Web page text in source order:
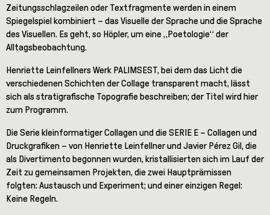
Zeitungsschlagzeilen oder Textfragmente werden in einem
Spiegelspiel kombiniert – das Visuelle der Sprache und die Sprache
des Visuellen. Es geht, so Höpler, um eine „Poetologie“ der
Alltagsbeobachtung.
Henriette Leinfellners Werk PALIMSEST, bei dem das Licht die
verschiedenen Schichten der Collage transparent macht, lässt
sich als stratigrafische Topografie beschreiben; der Titel wird hier
zum Programm.
Die Serie kleinformatiger Collagen und die SERIE E – Collagen und
Druckgrafiken – von Henriette Leinfellner und Javier Pérez Gil, die
als Divertimento begonnen wurden, kristallisierten sich im Lauf der
Zeit zu gemeinsamen Projekten, die zwei Hauptprämissen
folgten: Austausch und Experiment; und einer einzigen Regel:
Keine Regeln.